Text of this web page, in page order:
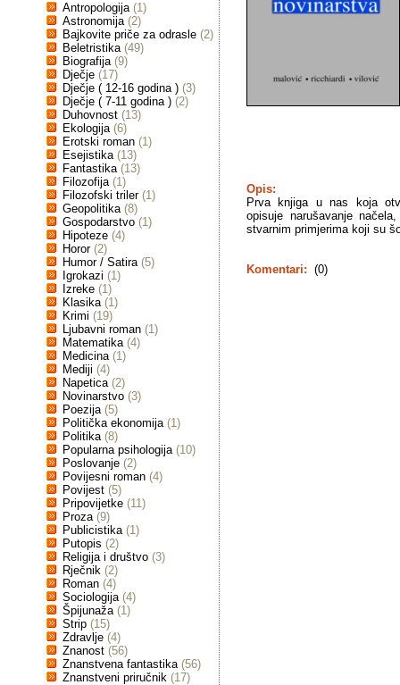
Antropologija (1)
Astronomija (2)
Bajkovite priče za odrasle (2)
Beletristika (49)
Biografija (9)
Dječje (17)
Dječje ( 12-16 godina ) (3)
Dječje ( 7-11 godina ) (2)
Duhovnost (13)
Ekologija (6)
Erotski roman (1)
Esejistika (13)
Fantastika (13)
Filozofija (1)
Filozofski triler (1)
Geopolitika (8)
Gospodarstvo (1)
Hipoteze (4)
Horor (2)
Humor / Satira (5)
Igrokazi (1)
Izreke (1)
Klasika (1)
Krimi (19)
Ljubavni roman (1)
Matematika (4)
Medicina (1)
Mediji (4)
Napetica (2)
Novinarstvo (3)
Poezija (5)
Politička ekonomija (1)
Politika (8)
Popularna psihologija (10)
Poslovanje (2)
Povijesni roman (4)
Povijest (5)
Pripovijetke (11)
Proza (9)
Publicistika (1)
Putopis (2)
Religija i društvo (3)
Rječnik (2)
Roman (4)
Sociologija (4)
Špijunaža (1)
Strip (15)
Zdravlje (4)
Znanost (56)
Znanstvena fantastika (56)
Znanstveni priručnik (17)
Opis:
Prva knjiga u nas koja
opisuje narušavanje
stvarnim primjerima koji su
Komentari: (0)